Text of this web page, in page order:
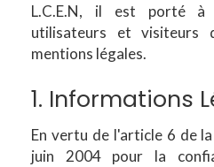
L.C.E.N, il est porté à
utilisateurs et visiteurs
mentions légales.
1. Informations
En vertu de l'article 6 de
juin 2004 pour la